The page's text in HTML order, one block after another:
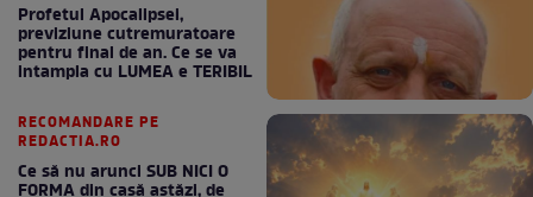
Profetul Apocalipsei,
previziune cutremuratoare
pentru final de an. Ce se va
intampla cu LUMEA e TERIBIL
RECOMANDARE PE
REDACTIA.RO
Ce să nu arunci SUB NICI O